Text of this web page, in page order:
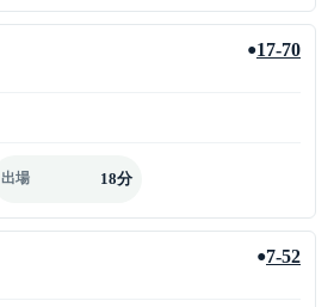
●17-70
出場 18分
●7-52